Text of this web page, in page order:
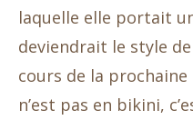
laquelle elle portait
deviendrait le style
cours de la prochaine
n’est pas en bikini,